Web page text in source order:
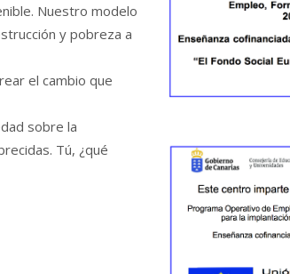
Nuestro modelo
y pobreza a
el cambio que
sobre la
Tú, ¿qué